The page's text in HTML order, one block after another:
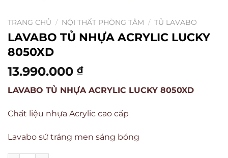
TRANG CHỦ / NỘI THẤT PHÒNG TẮM / TỦ LAVABO
LAVABO TỦ NHỰA ACRYLIC LUCKY
8050XD
13.990.000 ₫
LAVABO TỦ NHỰA ACRYLIC LUCKY 8050XD
Chất liệu nhựa Acrylic cao cấp
Lavabo sứ tráng men sáng bóng